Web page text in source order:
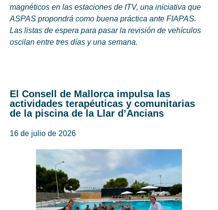
magnéticos en las estaciones de ITV, una iniciativa que
ASPAS propondrá como buena práctica ante FIAPAS.
Las listas de espera para pasar la revisión de vehículos
oscilan entre tres días y una semana.
El Consell de Mallorca impulsa las
actividades terapéuticas y comunitarias
de la piscina de la Llar d’Ancians
16 de julio de 2026